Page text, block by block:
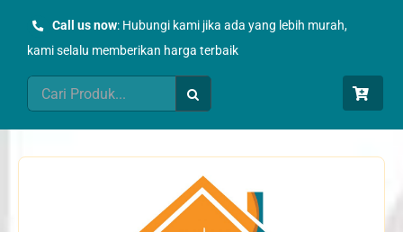
Call us now: Hubungi kami jika ada yang lebih murah,
kami selalu memberikan harga terbaik
Search
for: